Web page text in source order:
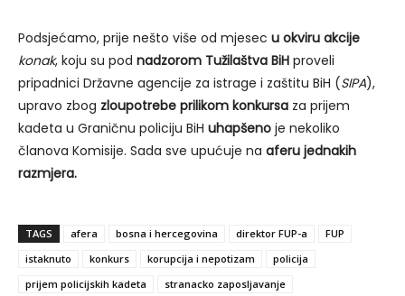
Podsjećamo, prije nešto više od mjesec u okviru akcije
konak, koju su pod nadzorom Tužilaštva BiH proveli
pripadnici Državne agencije za istrage i zaštitu BiH (SIPA),
upravo zbog zloupotrebe prilikom konkursa za prijem
kadeta u Graničnu policiju BiH uhapšeno je nekoliko
članova Komisije. Sada sve upućuje na aferu jednakih
razmjera.
TAGS afera bosna i hercegovina direktor FUP-a
FUP
istaknuto
konkurs korupcija i nepotizam
policija
prijem policijskih kadeta
stranacko zaposljavanje